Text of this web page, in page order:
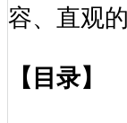
容、直观
【目录】